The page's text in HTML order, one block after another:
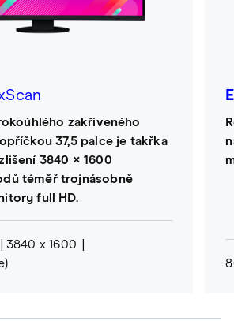
zakřiveného
37,5 palce je takřka
3840 × 1600
téměř trojnásobně
full HD.
3840 x 1600